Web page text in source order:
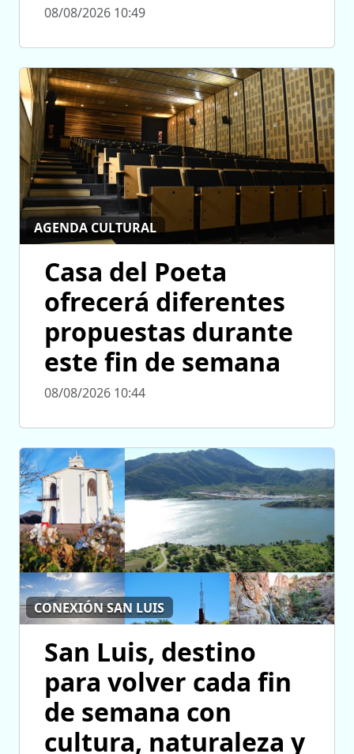
08/08/2026 10:49
AGENDA CULTURAL
Casa del Poeta
ofrecerá diferentes
propuestas durante
este fin de semana
08/08/2026 10:44
CONEXIÓN SAN LUIS
San Luis, destino
para volver cada fin
de semana con
cultura, naturaleza y